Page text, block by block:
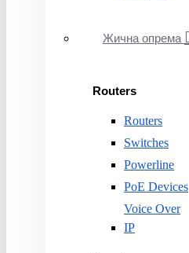
Жична опрема
Routers
Routers
Switches
Powerline
PoE Devices
Voice Over
IP